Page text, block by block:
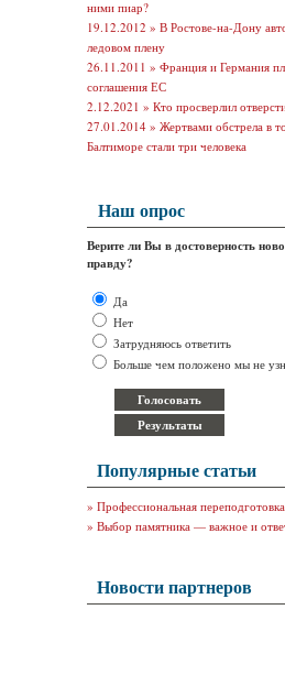
ними пиар?
19.12.2012 » В Ростове-на-Дону
ледовом плену
26.11.2011 » Франция и Германия
соглашения ЕС
2.12.2021 » Кто просверлил
27.01.2014 » Жертвами обстрела в
Балтиморе стали три человека
Наш опрос
Верите ли Вы в достоверность
правду?
Да
Нет
Затрудняюсь ответить
Больше чем положено мы не
Популярные статьи
» Профессиональная
» Выбор памятника — важное и
Новости партнеров